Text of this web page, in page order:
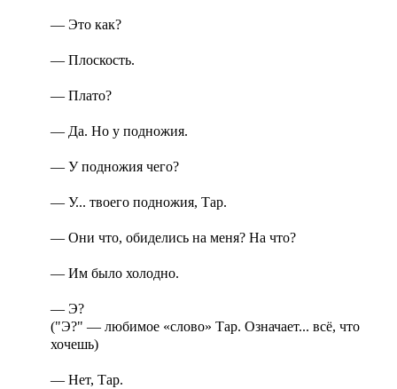
— Это как?
— Плоскость.
— Плато?
— Да. Но у подножия.
— У подножия чего?
— У... твоего подножия, Тар.
— Они что, обиделись на меня? На что?
— Им было холодно.
— Э?
("Э?" — любимое «слово» Тар. Означает... всё, что
хочешь)
— Нет, Тар.